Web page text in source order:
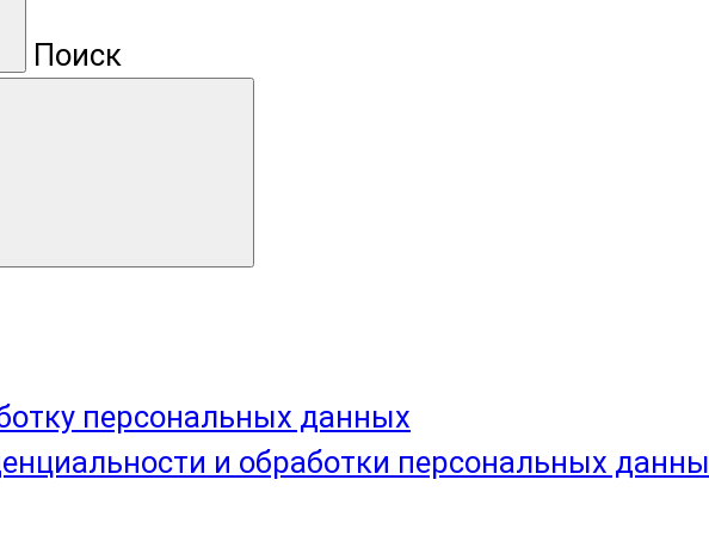
Поиск
персональных данных
и обработки персональных